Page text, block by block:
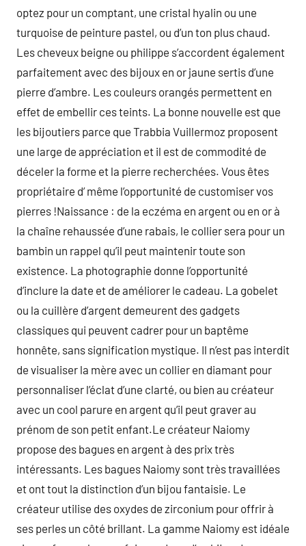
optez pour un comptant, une cristal hyalin ou une
turquoise de peinture pastel, ou d’un ton plus chaud.
Les cheveux beigne ou philippe s’accordent également
parfaitement avec des bijoux en or jaune sertis d’une
pierre d’ambre. Les couleurs orangés permettent en
effet de embellir ces teints. La bonne nouvelle est que
les bijoutiers parce que Trabbia Vuillermoz proposent
une large de appréciation et il est de commodité de
déceler la forme et la pierre recherchées. Vous êtes
propriétaire d’ même l’opportunité de customiser vos
pierres !Naissance : de la eczéma en argent ou en or à
la chaîne rehaussée d’une rabais, le collier sera pour un
bambin un rappel qu’il peut maintenir toute son
existence. La photographie donne l’opportunité
d’inclure la date et de améliorer le cadeau. La gobelet
ou la cuillère d’argent demeurent des gadgets
classiques qui peuvent cadrer pour un baptême
honnête, sans signification mystique. Il n’est pas interdit
de visualiser la mère avec un collier en diamant pour
personnaliser l’éclat d’une clarté, ou bien au créateur
avec un cool parure en argent qu’il peut graver au
prénom de son petit enfant.Le créateur Naiomy
propose des bagues en argent à des prix très
intéressants. Les bagues Naiomy sont très travaillées
et ont tout la distinction d’un bijou fantaisie. Le
créateur utilise des oxydes de zirconium pour offrir à
ses perles un côté brillant. La gamme Naiomy est idéale